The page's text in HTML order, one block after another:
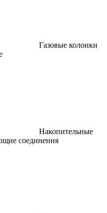
Газовые колонки
Накопительные
соединения